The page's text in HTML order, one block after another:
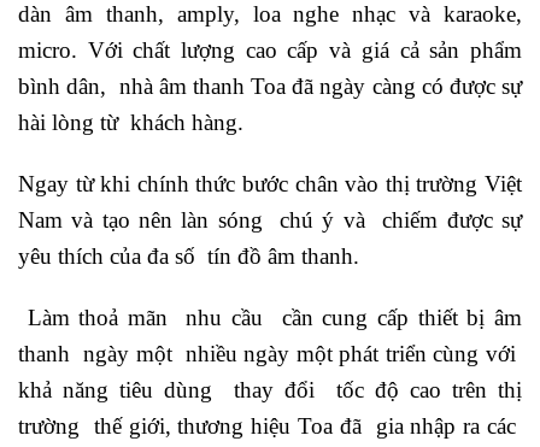
dàn âm thanh, amply, loa nghe nhạc và karaoke,
micro. Với chất lượng cao cấp và giá cả sản phẩm
bình dân, nhà âm thanh Toa đã ngày càng có được sự
hài lòng từ khách hàng.
Ngay từ khi chính thức bước chân vào thị trường Việt
Nam và tạo nên làn sóng chú ý và chiếm được sự
yêu thích của đa số tín đồ âm thanh.
Làm thoả mãn nhu cầu cần cung cấp thiết bị âm
thanh ngày một nhiều ngày một phát triển cùng với
khả năng tiêu dùng thay đổi tốc độ cao trên thị
trường thế giới, thương hiệu Toa đã gia nhập ra các